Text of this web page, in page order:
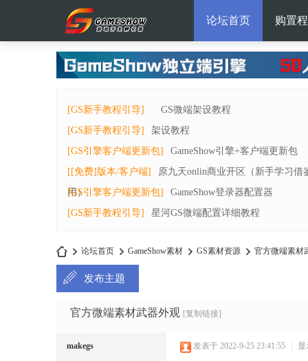
论坛首页 购置
[GS新手教程引导]
GS微端架设教程
[GS新手教程引导]
架设教程
[GS引擎客户端更新包]
GameShow引擎+客户端更新包
[[免费]版本/客户端]
原九天onlin商业开区（新手学习借
用）
[GS引擎客户端更新包]
GameShow登录器配置器
[GS新手教程引导]
星河GS微端配置详细教程
»
论坛首页
›
GameShow素材
›
GS素材资源 官方微端素材
发布主题
官方微端素材武器外观 [复制链接]
makegs 发表于 2022-9-25 23:41:55 显